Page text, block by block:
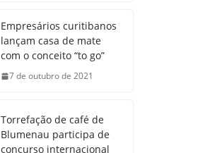
Empresários curitibanos
lançam casa de mate
com o conceito “to go”
7 de outubro de 2021
Torrefação de café de
Blumenau participa de
concurso internacional